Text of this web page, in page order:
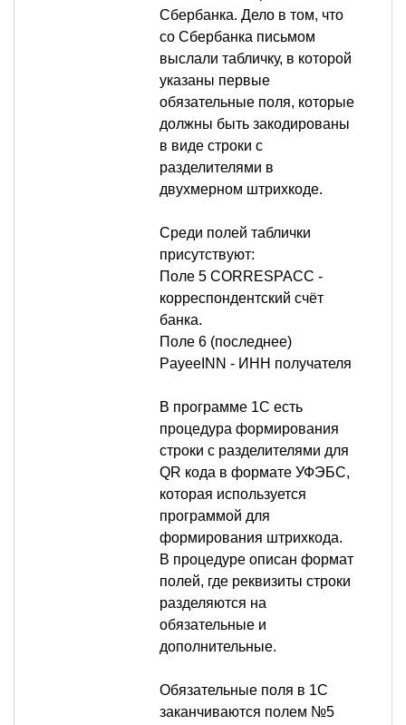
Сбербанка. Дело в том, что
со Сбербанка письмом
выслали табличку, в которой
указаны первые
обязательные поля, которые
должны быть закодированы
в виде строки с
разделителями в
двухмерном штрихкоде.
Среди полей таблички
присутствуют:
Поле 5 CORRESPACC -
корреспондентский счёт
банка.
Поле 6 (последнее)
PayeeINN - ИНН получателя
В программе 1С есть
процедура формирования
строки с разделителями для
QR кода в формате УФЭБС,
которая используется
программой для
формирования штрихкода.
В процедуре описан формат
полей, где реквизиты строки
разделяются на
обязательные и
дополнительные.
Обязательные поля в 1С
заканчиваются полем №5